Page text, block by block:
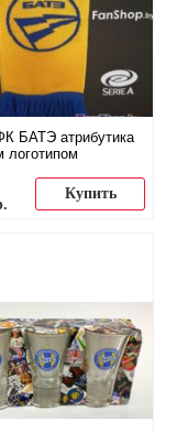
БАТЭ атрибутика
логотипом
Купить